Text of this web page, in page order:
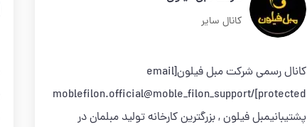
کانال سایر
کانال رسمی شرکت مبل فیلون[email
protected]/moblefilon.official@moble_filon_support
پشتیبانیمبل فیلون , بزرگترین کارخانه تولید مبلمان در